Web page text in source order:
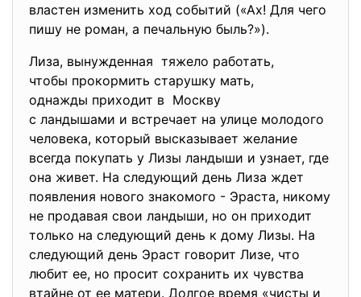
властен изменить ход событий («Ах! Для чего
пишу не роман, а печальную быль?»).
Лиза, вынужденная тяжело работать,
чтобы прокормить старушку мать,
однажды приходит в Москву
с ландышами и встречает на улице молодого
человека, который высказывает желание
всегда покупать у Лизы ландыши и узнает, где
она живет. На следующий день Лиза ждет
появления нового знакомого - Эраста, никому
не продавая свои ландыши, но он приходит
только на следующий день к дому Лизы. На
следующий день Эраст говорит Лизе, что
любит ее, но просит сохранить их чувства
втайне от ее матери. Долгое время «чисты и